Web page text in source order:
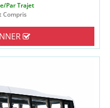
Par Trajet
Compris